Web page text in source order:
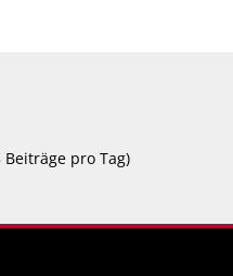
Beiträge pro Tag)